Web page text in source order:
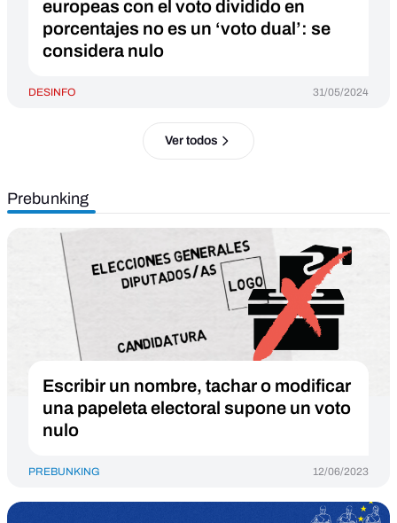
europeas con el voto dividido en
porcentajes no es un ‘voto dual’: se
considera nulo
DESINFO 31/05/2024
Ver todos
Prebunking
Escribir un nombre, tachar o modificar
una papeleta electoral supone un voto
nulo
PREBUNKING 12/06/2023